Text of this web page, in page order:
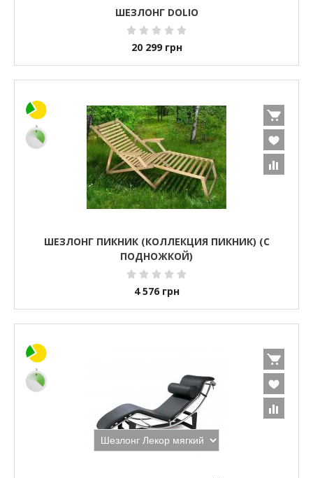
ШЕЗЛОНГ DOLIO
20 299 грн
ШЕЗЛОНГ ПИКНИК (КОЛЛЕКЦИЯ ПИКНИК) (С
ПОДНОЖКОЙ)
4 576 грн